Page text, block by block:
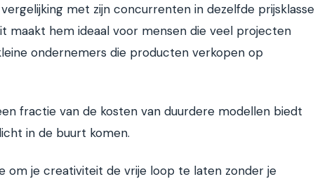
met zijn concurrenten in dezelfde prijsklasse
maakt hem ideaal voor mensen die veel projecten
ondernemers die producten verkopen op
fractie van de kosten van duurdere modellen biedt
in de buurt komen.
om je creativiteit de vrije loop te laten zonder je